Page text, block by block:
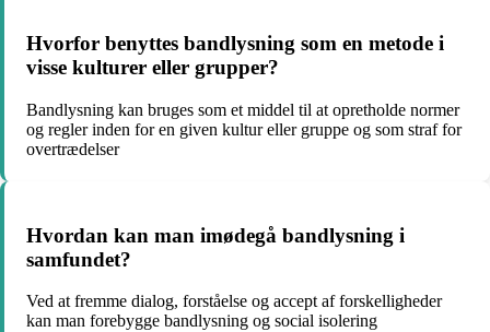
Hvorfor benyttes bandlysning som en metode i
visse kulturer eller grupper?
Bandlysning kan bruges som et middel til at opretholde normer
og regler inden for en given kultur eller gruppe og som straf for
overtrædelser
Hvordan kan man imødegå bandlysning i
samfundet?
Ved at fremme dialog, forståelse og accept af forskelligheder
kan man forebygge bandlysning og social isolering